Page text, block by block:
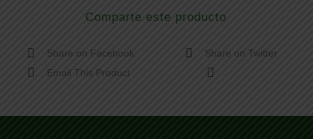
Comparte este producto
Share on Facebook
Share on Twitter
Email This Product